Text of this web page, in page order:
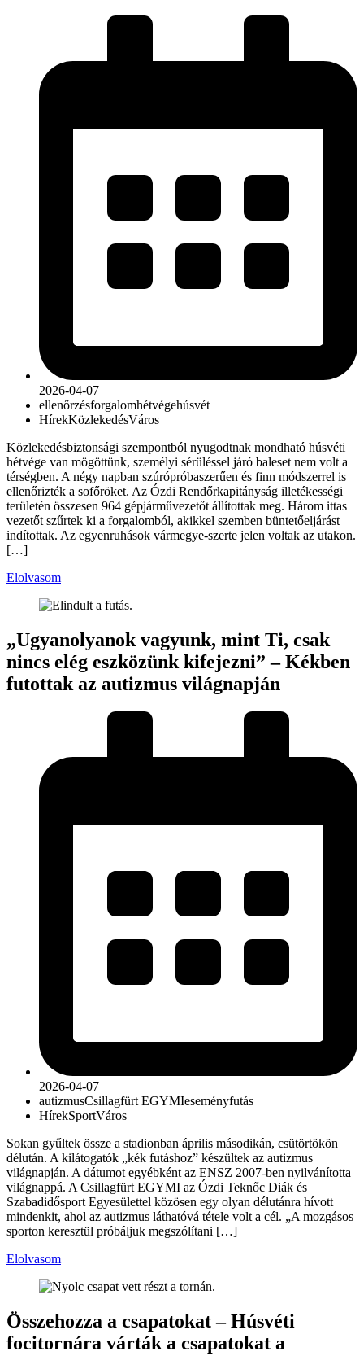
2026-04-07
ellenőrzésforgalomhétvégehúsvét
HírekKözlekedésVáros
Közlekedésbiztonsági szempontból nyugodtnak mondható húsvéti
hétvége van mögöttünk, személyi sérüléssel járó baleset nem volt a
térségben. A négy napban szúrópróbaszerűen és finn módszerrel is
ellenőrizték a sofőröket. Az Ózdi Rendőrkapitányság illetékességi
területén összesen 964 gépjárművezetőt állítottak meg. Három ittas
vezetőt szűrtek ki a forgalomból, akikkel szemben büntetőeljárást
indítottak. Az egyenruhások vármegye-szerte jelen voltak az utakon.
[…]
Elolvasom
„Ugyanolyanok vagyunk, mint Ti, csak
nincs elég eszközünk kifejezni” – Kékben
futottak az autizmus világnapján
2026-04-07
autizmusCsillagfürt EGYMIeseményfutás
HírekSportVáros
Sokan gyűltek össze a stadionban április másodikán, csütörtökön
délután. A kilátogatók „kék futáshoz” készültek az autizmus
világnapján. A dátumot egyébként az ENSZ 2007-ben nyilvánította
világnappá. A Csillagfürt EGYMI az Ózdi Teknőc Diák és
Szabadidősport Egyesülettel közösen egy olyan délutánra hívott
mindenkit, ahol az autizmus láthatóvá tétele volt a cél. „A mozgásos
sporton keresztül próbáljuk megszólítani […]
Elolvasom
Összehozza a csapatokat – Húsvéti
focitornára várták a csapatokat a